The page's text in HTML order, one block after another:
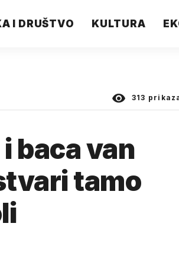
I DRUŠTVO KULTURA
313
baca van
tamo